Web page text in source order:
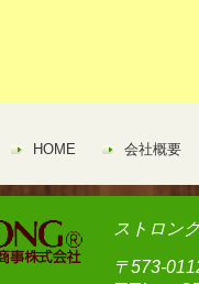
HOME 会社概要
ストロン
〒573-